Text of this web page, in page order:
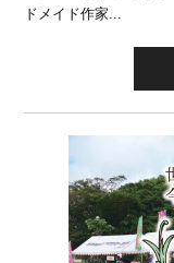
ドメイド作家...